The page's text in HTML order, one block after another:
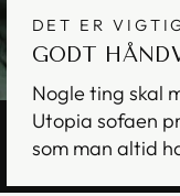
DET ER
GODT
Nogle ting skal
Utopia sofaen
som man altid